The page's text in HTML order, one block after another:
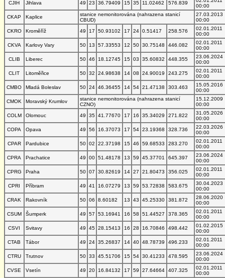
CJIH
Jihlava 49 23 36.79409 15 35 11.02462 576.839
00:00
CKAP
Kaplice
stanice nemonitorována (nahrazena stanicí
CBUD)
27.03.2013
00:00
CKRO
Kroměříž 49 17 50.93102 17 24 0.51417 258.576
02.01.2011
00:00
CKVA
Karlovy Vary 50 13 57.33553 12 50 30.75148 446.082
02.01.2011
00:00
CLIB
Liberec 50 46 18.12745 15 03 35.60832 448.355
23.06.2024
00:00
CLIT
Litoměřice 50 32 24.98638 14 08 24.90019 243.275
02.01.2011
00:00
CMBO
Mladá Boleslav 50 24 46.36455 14 54 21.47138 303.463
15.05.2016
00:00
CMOK
Moravský Krumlov
stanice nemonitorována (nahrazena stanicí
CZNO)
15.12.2009
00:00
COLM
Olomouc 49 35 41.77670 17 16 35.34029 271.822
31.05.2026
00:00
COPA
Opava 49 56 16.37073 17 54 23.19368 328.736
22.03.2026
00:00
CPAR
Pardubice 50 02 22.37198 15 46 59.68533 283.270
02.01.2011
00:00
CPRA
Prachatice 49 00 51.48178 13 59 45.37701 645.397
23.06.2024
00:00
CPRG
Praha 50 07 30.82619 14 27 21.80473 356.025
02.01.2011
00:00
CPRI
Příbram 49 41 16.07279 13 59 53.72838 583.675
30.04.2023
00:00
CRAK
Rakovník 50 06 8.60182 13 43 45.25330 381.872
28.06.2020
00:00
CSUM
Šumperk 49 57 53.16941 16 58 51.44527 378.365
02.01.2011
00:00
CSVI
Svitavy 49 45 28.15413 16 28 16.70846 498.442
01.02.2015
00:00
CTAB
Tábor 49 24 35.26837 14 40 48.78739 496.233
02.01.2011
00:00
CTRU
Trutnov 50 33 45.51706 15 54 30.41233 478.595
23.06.2024
00:00
CVSE
Vsetín 49 20 16.84132 17 59 27.64664 407.325
02.01.2011
00:00